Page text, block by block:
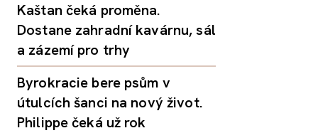
Kaštan čeká proměna.
Dostane zahradní kavárnu, sál
a zázemí pro trhy
Byrokracie bere psům v
útulcích šanci na nový život.
Philippe čeká už rok